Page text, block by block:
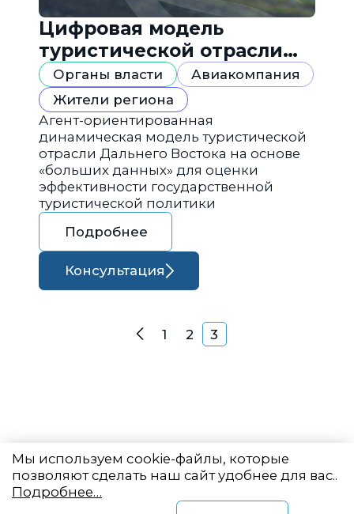
Цифровая модель
туристической отрасли
Дальнего Востока
Органы власти
Авиакомпания
Жители региона
Агент-ориентированная
динамическая модель туристической
отрасли Дальнего Востока на основе
«больших данных» для оценки
эффективности государственной
туристической политики
Подробнее
Консультация
Навигация по
Назад
1 2 3
Мы используем cookie-файлы, которые
позволяют сделать наш сайт удобнее для вас..
Подробнее…